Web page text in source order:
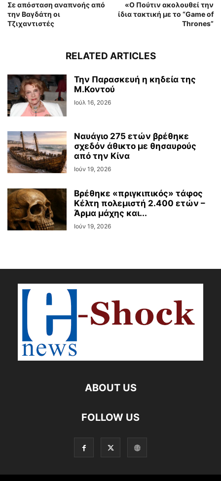
Σε απόσταση αναπνοής από
την Βαγδάτη οι
Τζιχαντιστές
«Ο Πούτιν ακολουθεί την
ίδια τακτική με το “Game of
Thrones”
RELATED ARTICLES
Την Παρασκευή η κηδεία της
Μ.Κοντού
Ιούλ 16, 2026
Ναυάγιο 275 ετών βρέθηκε
σχεδόν άθικτο με θησαυρούς
από την Κίνα
Ιούν 19, 2026
Βρέθηκε «πριγκιπικός» τάφος
Κέλτη πολεμιστή 2.400 ετών –
Άρμα μάχης και...
Ιούν 19, 2026
ABOUT US
FOLLOW US